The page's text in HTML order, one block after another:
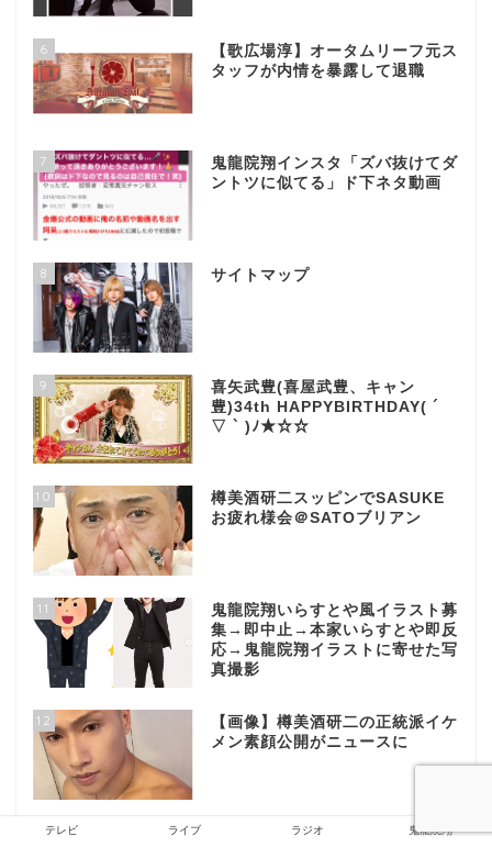
6
【歌広場淳】オータムリーフ元ス
タッフが内情を暴露して退職
7
鬼龍院翔インスタ「ズバ抜けてダ
ントツに似てる」ド下ネタ動画
8 サイトマップ
9
喜矢武豊(喜屋武豊、キャン
豊)34th HAPPYBIRTHDAY( ´
▽ ` )ﾉ★☆☆
10
樽美酒研二スッピンでSASUKE
お疲れ様会＠SATOブリアン
11
鬼龍院翔いらすとや風イラスト募
集→即中止→本家いらすとや即反
応→鬼龍院翔イラストに寄せた写
真撮影
12
【画像】樽美酒研二の正統派イケ
メン素顔公開がニュースに
13
ゴールデンボンバー「ガガガガガ
テレビ ライブ ラジオ 鬼龍院翔